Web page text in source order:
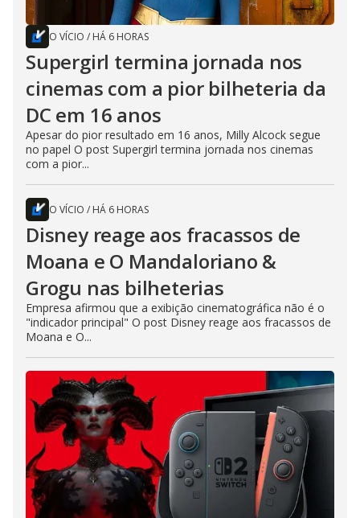
O VÍCIO / HÁ 6 HORAS
Supergirl termina jornada nos
cinemas com a pior bilheteria da
DC em 16 anos
Apesar do pior resultado em 16 anos, Milly Alcock segue
no papel O post Supergirl termina jornada nos cinemas
com a pior...
O VÍCIO / HÁ 6 HORAS
Disney reage aos fracassos de
Moana e O Mandaloriano &
Grogu nas bilheterias
Empresa afirmou que a exibição cinematográfica não é o
"indicador principal" O post Disney reage aos fracassos de
Moana e O...